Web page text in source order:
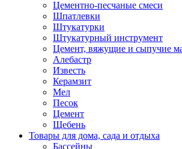
Цементно-песчаные смеси
Шпатлевки
Штукатурки
Штукатурный инструмент
Цемент, вяжущие и сыпучие
Алебастр
Известь
Керамзит
Мел
Песок
Цемент
Щебень
Товары для дома, сада и отдыха
Бассейны